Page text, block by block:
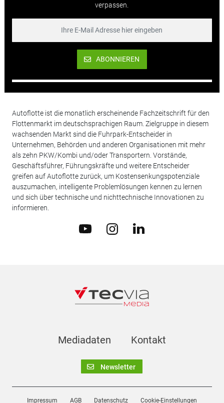
verpassen.
ABONNIEREN
Autoflotte ist die monatlich erscheinende Fachzeitschrift für den
Flottenmarkt im deutschsprachigen Raum. Zielgruppe in diesem
wachsenden Markt sind die Fuhrpark-Entscheider in
Unternehmen, Behörden und anderen Organisationen mit mehr
als zehn PKW/Kombi und/oder Transportern. Vorstände,
Geschäftsführer, Führungskräfte und weitere Entscheider
greifen auf Autoflotte zurück, um Kostensenkungspotenziale
auszumachen, intelligente Problemlösungen kennen zu lernen
und sich über technische und nichttechnische Innovationen zu
informieren.
Mediadaten Kontakt
Newsletter
Impressum AGB Datenschutz Cookie-Einstellungen